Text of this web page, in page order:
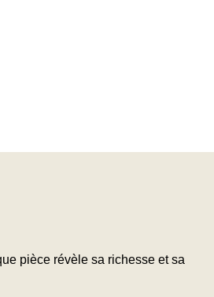
pièce révèle sa richesse et sa